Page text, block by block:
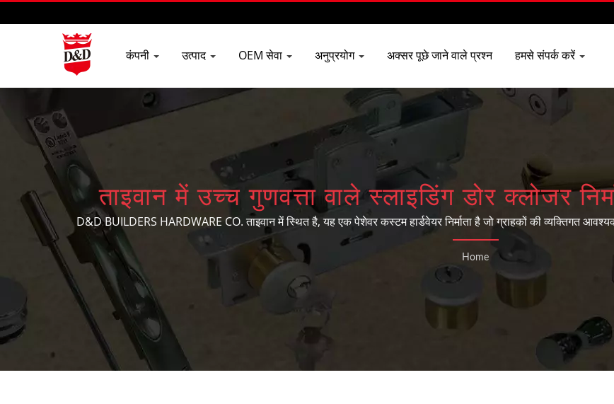
कंपनी उत्पाद OEM सेवा अनुप्रयोग अक्सर पूछे जाने वाले प्रश्न हमसे संपर्क करें
ताइवान में उच्च गुणवत्ता वाले स्लाइडिंग डोर क्लोजर
BUILDERS HARDWARE
D&D BUILDERS HARDWARE CO. ताइवान में स्थित है, यह एक पेशेवर कस्टम हार्डवेयर निर्माता है जो ग्राहकों की व्यक्तिगत
हार्डवेयर, निर्माण हार्डवेयर और ऑटोमोटिव भागों का उत्पादन करने में समृद्ध
Home